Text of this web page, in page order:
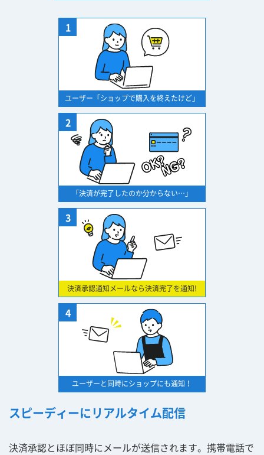
1
ユーザー「ショップで購入を終えたけど」
2
「決済が完了したのか分からない…」
3
決済承認通知メールなら決済完了を通知!
4
ユーザーと同時にショップにも通知！
スピーディーにリアルタイム配信
決済承認とほぼ同時にメールが送信されます。携帯電話で